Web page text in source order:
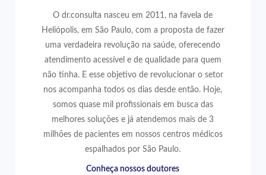
O dr.consulta nasceu em 2011, na favela de
Heliópolis, em São Paulo, com a proposta de fazer
uma verdadeira revolução na saúde, oferecendo
atendimento acessível e de qualidade para quem
não tinha. E esse objetivo de revolucionar o setor
nos acompanha todos os dias desde então. Hoje,
somos quase mil profissionais em busca das
melhores soluções e já atendemos mais de 3
milhões de pacientes em nossos centros médicos
espalhados por São Paulo.
Conheça nossos doutores